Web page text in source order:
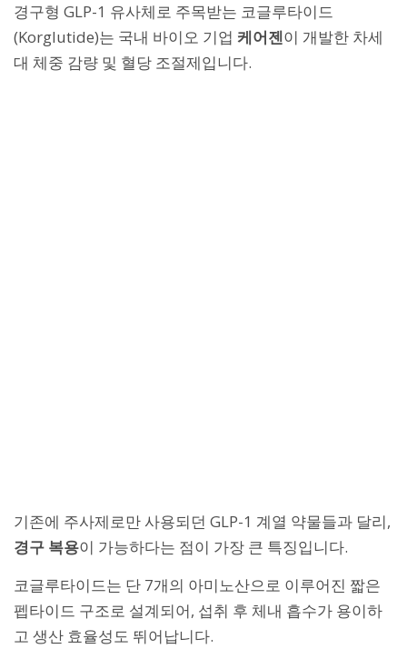
경구형 GLP-1 유사체로 주목받는 코글루타이드
(Korglutide)는 국내 바이오 기업 케어젠이 개발한 차세
대 체중 감량 및 혈당 조절제입니다.
기존에 주사제로만 사용되던 GLP-1 계열 약물들과 달리,
경구 복용이 가능하다는 점이 가장 큰 특징입니다.
코글루타이드는 단 7개의 아미노산으로 이루어진 짧은
펩타이드 구조로 설계되어, 섭취 후 체내 흡수가 용이하
고 생산 효율성도 뛰어납니다.